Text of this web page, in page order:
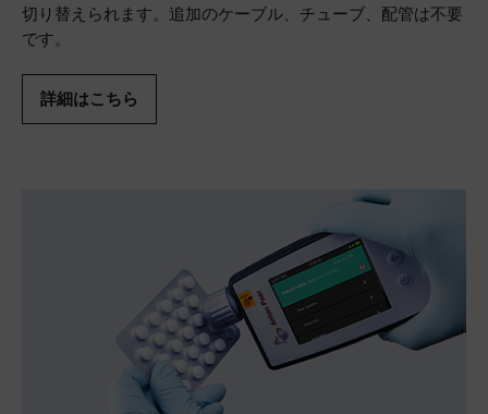
切り替えられます。追加のケーブル、チューブ、配管は不要
です。
詳細はこちら